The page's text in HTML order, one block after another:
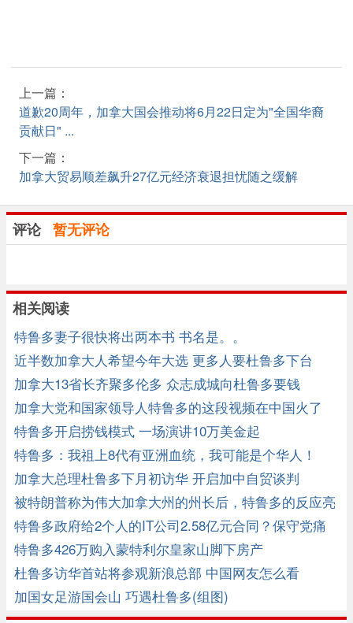
上一篇：
道歉20周年，加拿大国会推动将6月22日定为"全国华裔
贡献日" ...
下一篇：
加拿大贸易顺差飙升27亿元经济衰退担忧随之缓解
评论 暂无评论
相关阅读
特鲁多妻子很快将出两本书 书名是。。
近半数加拿大人希望今年大选 更多人要杜鲁多下台
加拿大13省长齐聚多伦多 众志成城向杜鲁多要钱
加拿大党和国家领导人特鲁多的这段视频在中国火了
（视频） ... ...
特鲁多开启捞钱模式 一场演讲10万美金起
特鲁多：我祖上8代有亚洲血统，我可能是个华人！
加拿大总理杜鲁多下月初访华 开启加中自贸谈判
被特朗普称为伟大加拿大州的州长后，特鲁多的反应亮
了
特鲁多政府给2个人的IT公司2.58亿元合同？保守党痛
斥W.T.F
特鲁多426万购入蒙特利尔皇家山脚下房产
杜鲁多访华首站将参观新浪总部 中国网友怎么看
加国女足游国会山 巧遇杜鲁多(组图)